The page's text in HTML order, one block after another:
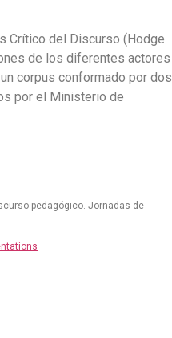
Crítico del Discurso (Hodge
de los diferentes actores
corpus conformado por dos
por el Ministerio de
pedagógico. Jornadas de